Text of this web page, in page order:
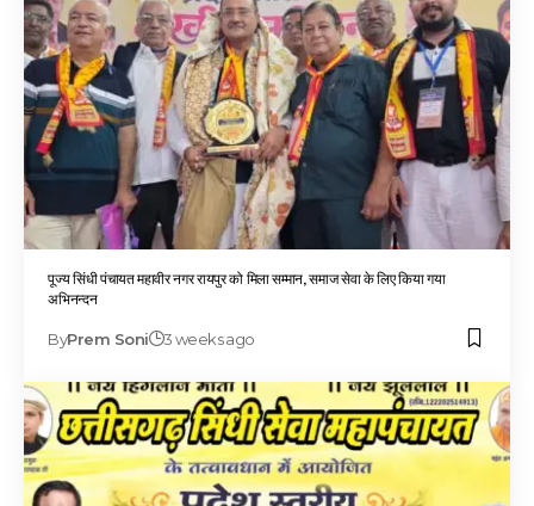
पूज्य सिंधी पंचायत महावीर नगर रायपुर को मिला सम्मान, समाज सेवा के लिए किया गया
अभिनन्दन
ByPrem Soni 3 weeks ago